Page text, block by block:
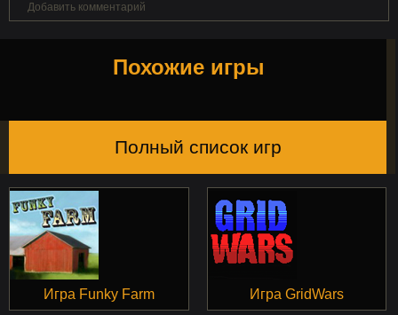
Добавить комментарий
Похожие игры
Полный список игр
Игра Funky Farm Игра GridWars